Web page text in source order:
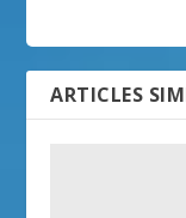
ARTICLES